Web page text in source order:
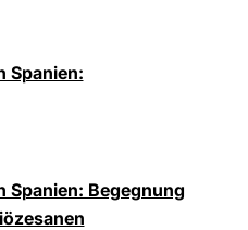
Spanien:
Spanien: Begegnung